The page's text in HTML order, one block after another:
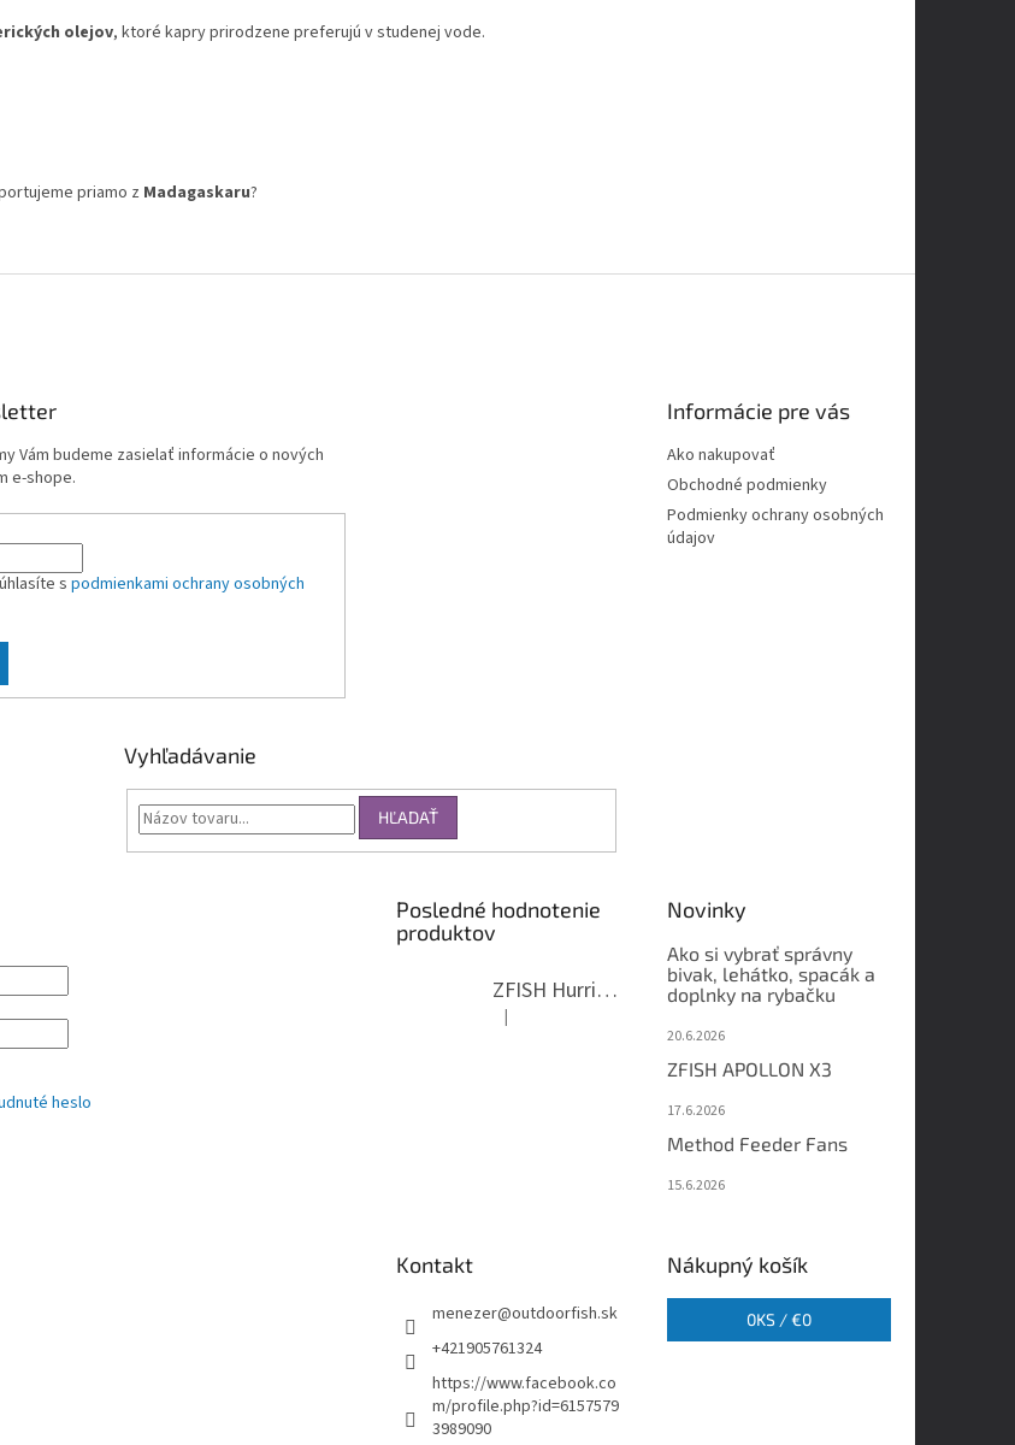
olejov, ktoré kapry prirodzene preferujú v studenej vode.
priamo z Madagaskaru?
Vám budeme zasielať informácie o nových
e-shope.
spodmienkami ochrany osobných
Informácie pre vás
Ako nakupovať
Obchodné podmienky
Podmienky ochrany osobných
údajov
Vyhľadávanie
HĽADAŤ
heslo
Posledné hodnotenie
produktov
ZFISH Hurricane Camo Kreslo
Hodnotenie produktu je 5 z 5 hviezdičiek.
|
Novinky
Ako si vybrať správny
bivak, lehátko, spacák a
doplnky na rybačku
20.6.2026
ZFISH APOLLON X3
17.6.2026
Method Feeder Fans
15.6.2026
Kontakt
menezer@outdoorfish.sk
+421905761324
https://www.facebook.co
m/profile.php?id=6157579
3989090
Nákupný košík
0KS /€0